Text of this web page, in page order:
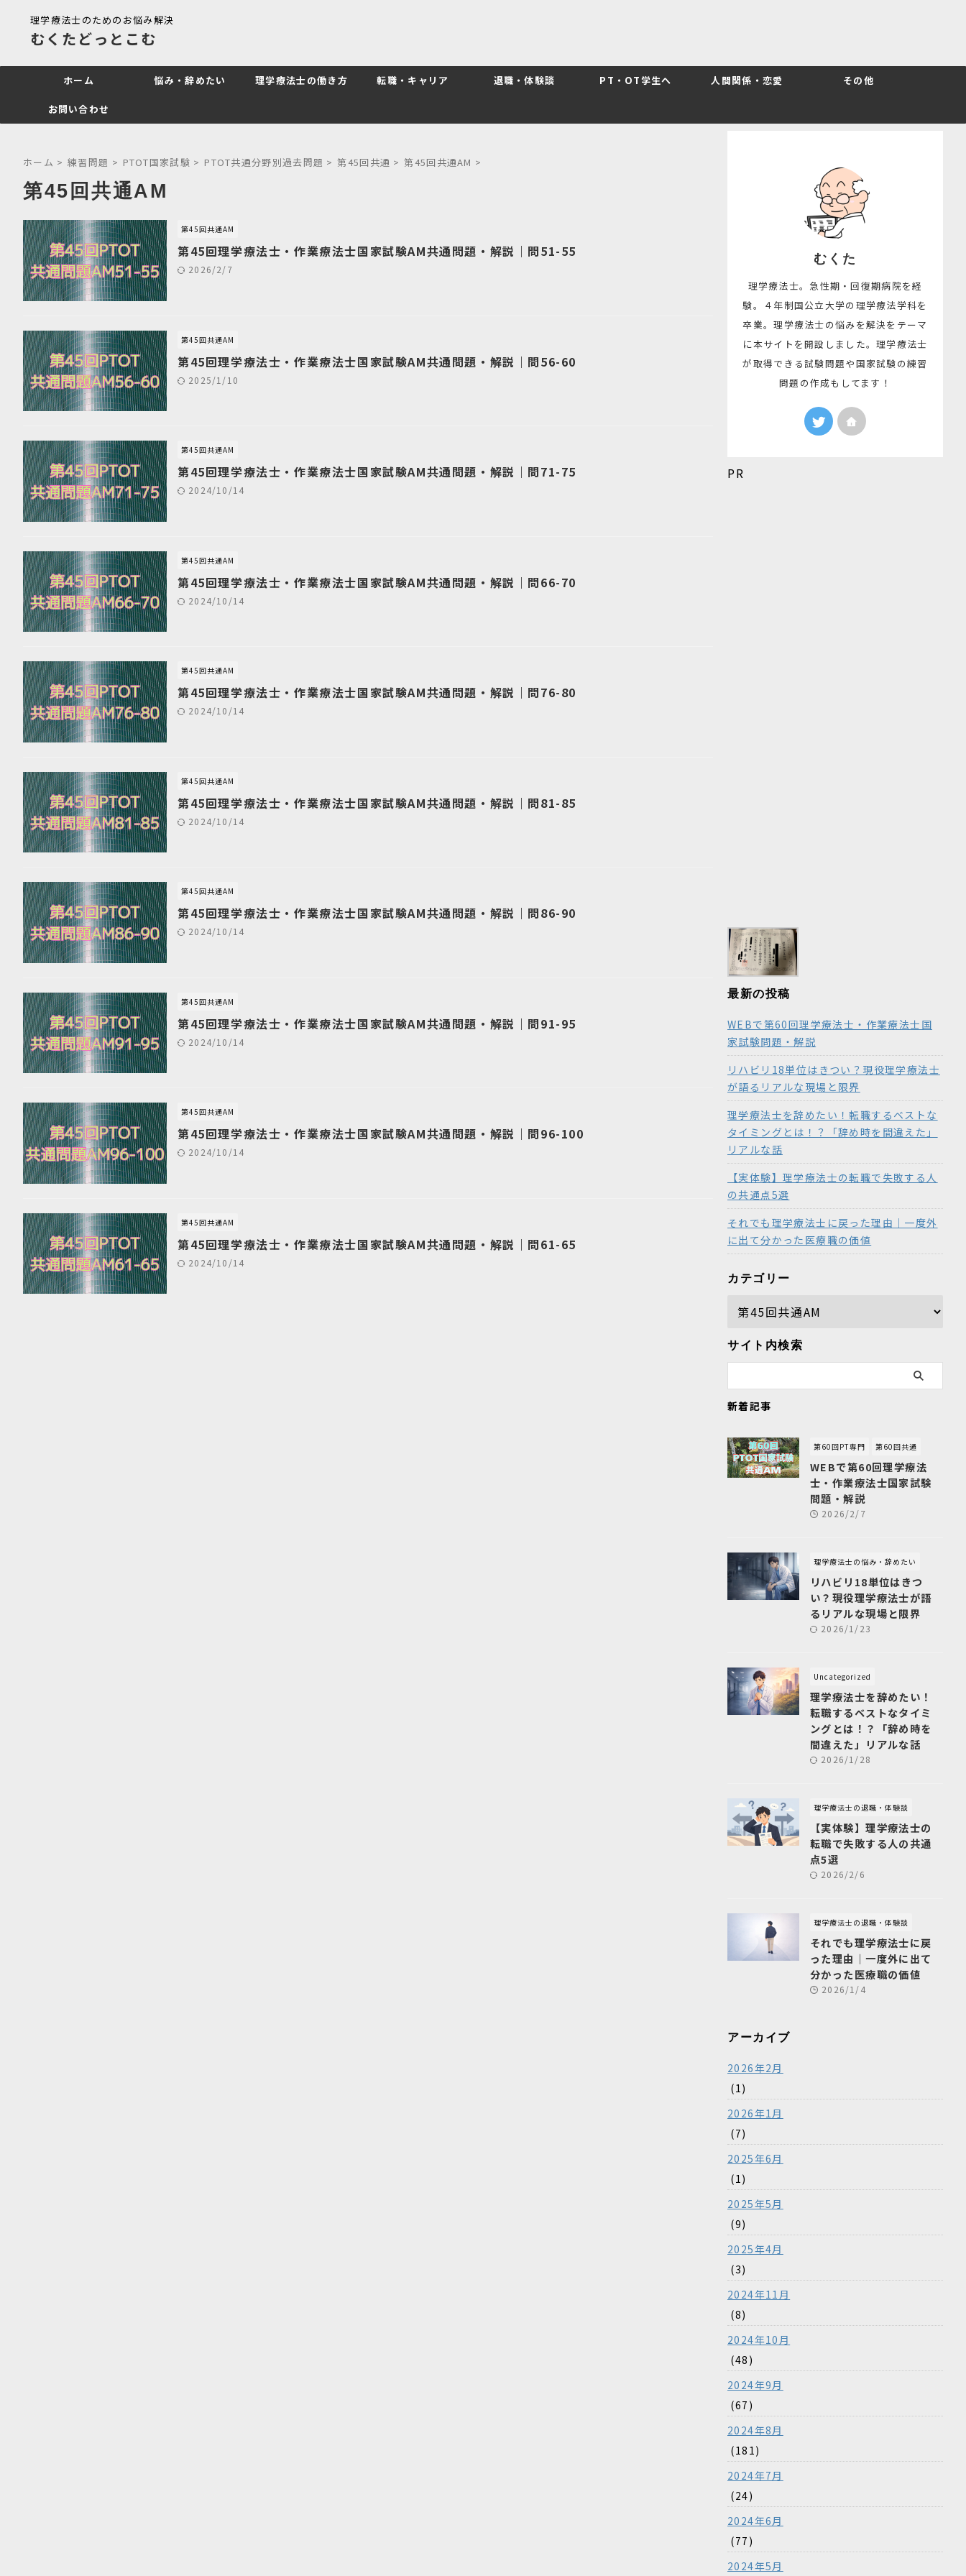
理学療法士のためのお悩み解決
むくたどっとこむ
ホーム 悩み・辞めたい 理学療法士の働き方 転職・キャリア 退職・体験談 PT・OT学生へ 人間関係・恋愛 その他
お問い合わせ
ホーム > 練習問題 > PTOT国家試験 > PTOT共通分野別過去問題 > 第45回共通 > 第45回共通AM >
第45回共通AM
第45回共通AM
第45回理学療法士・作業療法士国家試験AM共通問題・解説｜問51-55
2026/2/7
第45回共通AM
第45回理学療法士・作業療法士国家試験AM共通問題・解説｜問56-60
2025/1/10
第45回共通AM
第45回理学療法士・作業療法士国家試験AM共通問題・解説｜問71-75
2024/10/14
第45回共通AM
第45回理学療法士・作業療法士国家試験AM共通問題・解説｜問66-70
2024/10/14
第45回共通AM
第45回理学療法士・作業療法士国家試験AM共通問題・解説｜問76-80
2024/10/14
第45回共通AM
第45回理学療法士・作業療法士国家試験AM共通問題・解説｜問81-85
2024/10/14
第45回共通AM
第45回理学療法士・作業療法士国家試験AM共通問題・解説｜問86-90
2024/10/14
第45回共通AM
第45回理学療法士・作業療法士国家試験AM共通問題・解説｜問91-95
2024/10/14
第45回共通AM
第45回理学療法士・作業療法士国家試験AM共通問題・解説｜問96-100
2024/10/14
第45回共通AM
第45回理学療法士・作業療法士国家試験AM共通問題・解説｜問61-65
2024/10/14
むくた
理学療法士。急性期・回復期病院を経
験。４年制国公立大学の理学療法学科を
卒業。理学療法士の悩みを解決をテーマ
に本サイトを開設しました。理学療法士
が取得できる試験問題や国家試験の練習
問題の作成もしてます！
PR
最新の投稿
WEBで第60回理学療法士・作業療法士国
家試験問題・解説
リハビリ18単位はきつい？現役理学療法士
が語るリアルな現場と限界
理学療法士を辞めたい！転職するベストな
タイミングとは！？「辞め時を間違えた」
リアルな話
【実体験】理学療法士の転職で失敗する人
の共通点5選
それでも理学療法士に戻った理由｜一度外
に出て分かった医療職の価値
カテゴリー
サイト内検索
新着記事
第60回PT専門 第60回共通
WEBで第60回理学療法
士・作業療法士国家試験
問題・解説
2026/2/7
理学療法士の悩み・辞めたい
リハビリ18単位はきつ
い？現役理学療法士が語
るリアルな現場と限界
2026/1/23
Uncategorized
理学療法士を辞めたい！
転職するベストなタイミ
ングとは！？「辞め時を
間違えた」リアルな話
2026/1/28
理学療法士の退職・体験談
【実体験】理学療法士の
転職で失敗する人の共通
点5選
2026/2/6
理学療法士の退職・体験談
それでも理学療法士に戻
った理由｜一度外に出て
分かった医療職の価値
2026/1/4
アーカイブ
2026年2月
(1)
2026年1月
(7)
2025年6月
(1)
2025年5月
(9)
2025年4月
(3)
2024年11月
(8)
2024年10月
(48)
2024年9月
(67)
2024年8月
(181)
2024年7月
(24)
2024年6月
(77)
2024年5月